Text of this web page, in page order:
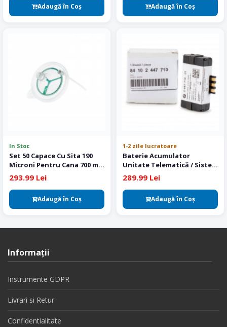
Adaugă în Coş Adaugă în Coş
In Stoc
Set 50 Capace Cu Sita 190
Microni Pentru Cana 700 ml
si PPS Colad
293.99 Lei
Adaugă în Coş
1-2 zile lucratoare
Baterie Acumulator
Unitate Telematică / Sistem
SOS BMW – ATM1 / TCB
Original – 84102447710
289.99 Lei
Adaugă în Coş
Informaţii
Instrumente GDPR
Livrari si Retur
Confidentialitate